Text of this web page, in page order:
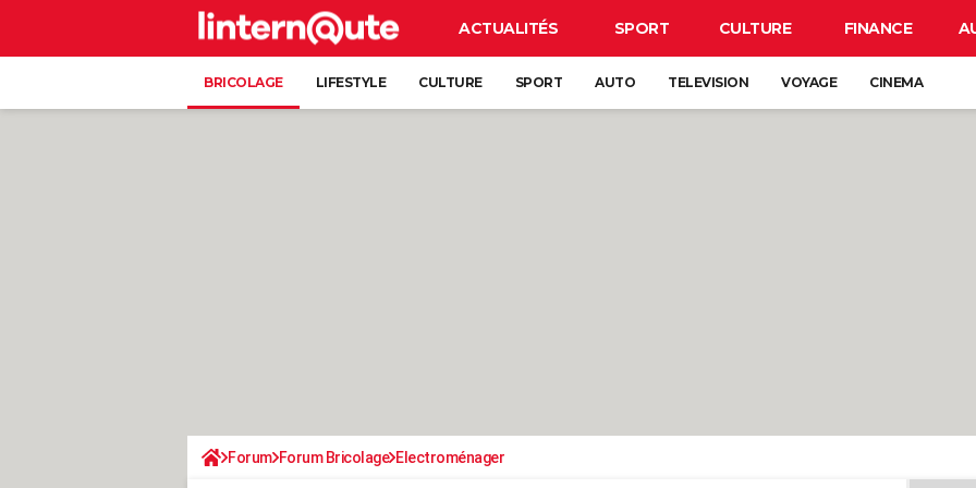
ACTUALITÉS SPORT CULTURE FINANCE
BRICOLAGE LIFESTYLE CULTURE SPORT AUTO TELEVISION VOYAGE CINEMA
Forum Forum Bricolage Electroménager